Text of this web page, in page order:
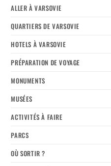
ALLER À VARSOVIE
QUARTIERS DE VARSOVIE
HOTELS À VARSOVIE
PRÉPARATION DE VOYAGE
MONUMENTS
MUSÉES
ACTIVITÉS À FAIRE
PARCS
OÙ SORTIR ?